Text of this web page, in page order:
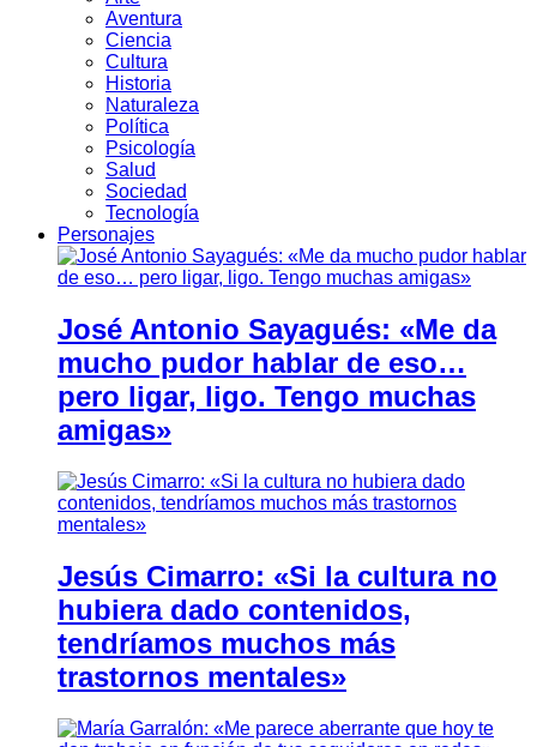
Aventura
Ciencia
Cultura
Historia
Naturaleza
Política
Psicología
Salud
Sociedad
Tecnología
Personajes
José Antonio Sayagués: «Me da
mucho pudor hablar de eso…
pero ligar, ligo. Tengo muchas
amigas»
Jesús Cimarro: «Si la cultura no
hubiera dado contenidos,
tendríamos muchos más
trastornos mentales»